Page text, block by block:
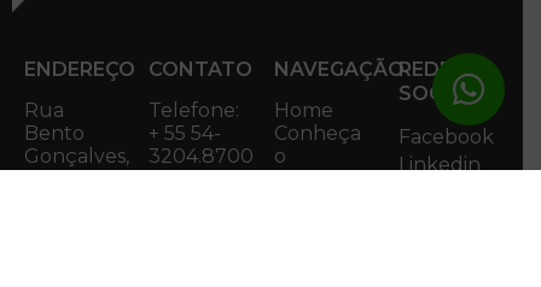
ENDEREÇO
Rua
Bento
Gonçalves,
CONTATO
Telefone:
+ 55 54-
3204.8700
NAVEGAÇÃO
Home
Conheça
o
REDES
SOCIAIS
Facebook
Linkedin